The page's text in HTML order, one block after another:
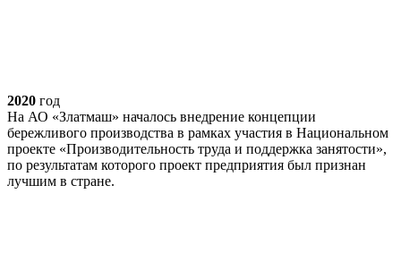
2020 год
На АО «Златмаш» началось внедрение концепции
бережливого производства в рамках участия в Национальном
проекте «Производительность труда и поддержка занятости»,
по результатам которого проект предприятия был признан
лучшим в стране.